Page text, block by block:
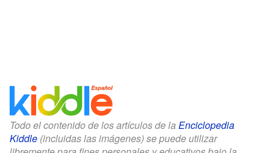
Todo el contenido de los artículos de la Enciclopedia
Kiddle (incluidas las imágenes) se puede utilizar